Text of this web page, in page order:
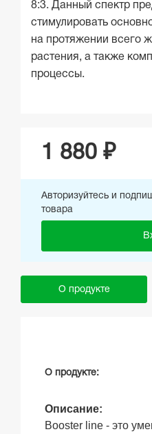
8:3. Данный спектр
стимулировать
на протяжении всего
растения, а также
процессы.
1 880 ₽
Авторизуйтесь и
товара
О продукте
О продукте:
Описание:
Booster line - это